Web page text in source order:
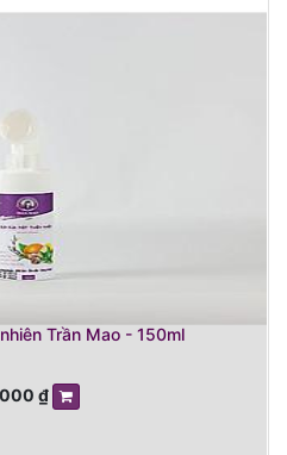
Trần Mao - 150ml
₫